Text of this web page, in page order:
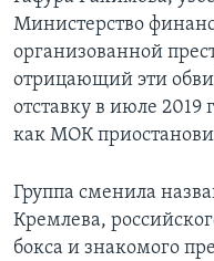
Министерство
организованной
отрицающий эти
отставку в июле 2019
как МОК
Группа сменила
Кремлева,
бокса и знакомого